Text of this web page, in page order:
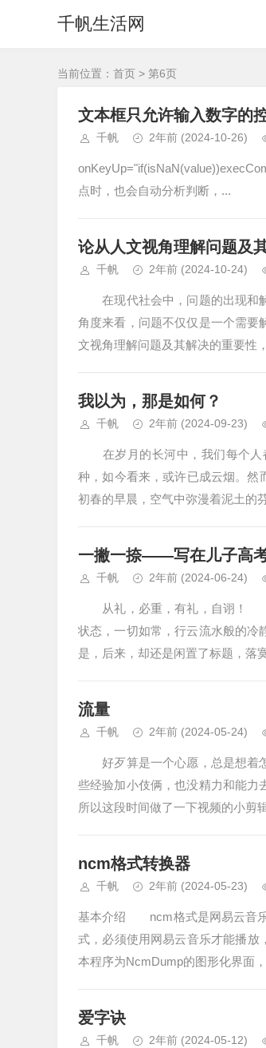
千帆生活网
当前位置： 首页 > 第6页
文本框只允许输入数字的
千帆 2年前 (2024-10-26)
点时，也会自动分析判断，...
论从人文视角理解问题及
千帆 2年前 (2024-10-24)
在现代社会中，问题的出现和解
角度来看，问题不仅仅是一个需要
文视角理解问题及其解决的重要
我以为，那是如何？
千帆 2年前 (2024-09-23)
在岁月的长河中，我们每个人
种，如今看来，或许已成云烟。
初春的早晨，空气中弥漫着泥土的
一撇一捺——写在儿子高
千帆 2年前 (2024-06-24)
从礼，必重，有礼，自诩！ 儿
状态，一切如常，行云流水般的冷
是，后来，却还是闲置了标题，
流量
千帆 2年前 (2024-05-24)
好歹算是一个心愿，总是想着怎
些经验加小伎俩，也没精力和能力
所以这段时间做了一下视频的小
ncm格式转换器
千帆 2年前 (2024-05-23)
基本介绍 ncm格式是网易云音乐
式，必须使用网易云音乐才能播放
本程序为NcmDump的图形化界面
爱字诀
千帆 2年前 (2024-05-12)